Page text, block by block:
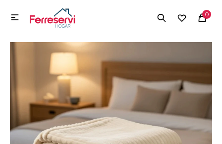
0

MI CUENTA
Menú Herramientas y Construcción Electrodomésticos
Herramientas y Construcción
Electrodomésticos